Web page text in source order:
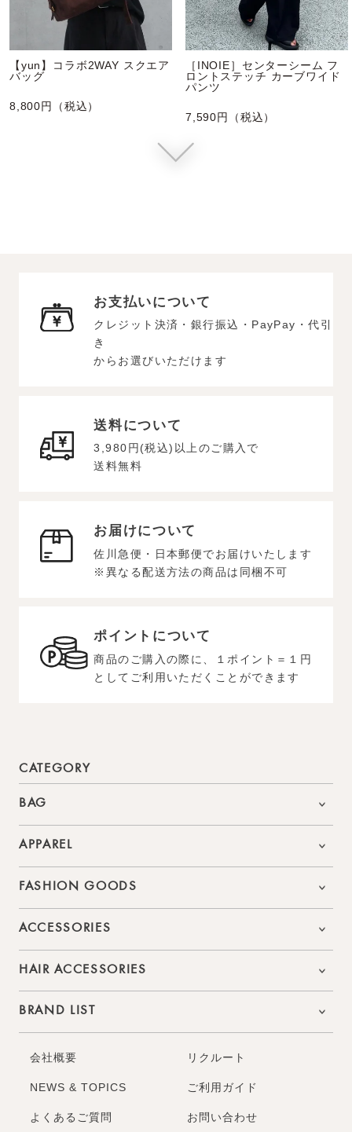
【yun】コラボ2WAY スクエア
バッグ
8,800円（税込）
［INOIE］センターシーム フ
ロントステッチ カーブワイド
パンツ
7,590円（税込）
お支払いについて
クレジット決済・銀行振込・PayPay・代引
き
からお選びいただけます
送料について
3,980円(税込)以上のご購入で
送料無料
お届けについて
佐川急便・日本郵便でお届けいたします
※異なる配送方法の商品は同梱不可
ポイントについて
商品のご購入の際に、１ポイント＝１円
としてご利用いただくことができます
CATEGORY
BAG
APPAREL
FASHION GOODS
ACCESSORIES
HAIR ACCESSORIES
BRAND LIST
会社概要 リクルート
NEWS & TOPICS ご利用ガイド
よくあるご質問 お問い合わせ